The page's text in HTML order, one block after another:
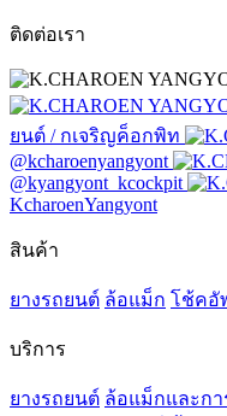
ติดต่อเรา
ยนต์ / กเจริญค็อกพิท
@kcharoenyangyont
@kyangyont_kcockpit
KcharoenYangyont
สินค้า
ยางรถยนต์ ล้อแม็ก โช้คอั
บริการ
ยางรถยนต์ ล้อแม็กและกา